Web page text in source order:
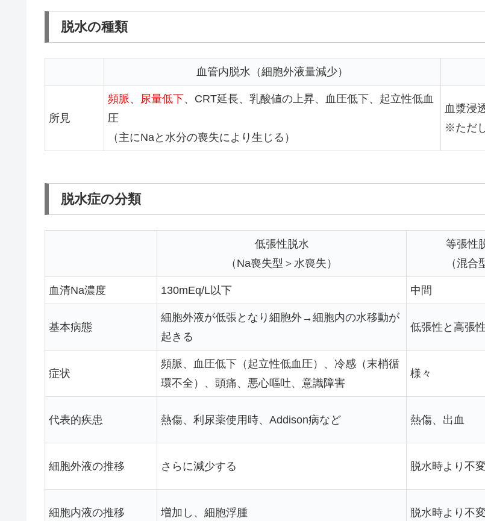
脱水の種類
血管内脱水（細胞外液量減少）
所見
頻脈、 尿量低下、CRT延長、乳酸値の上昇、血圧低下、起立性低血
圧
（主にNaと水分の喪失により生じる）
血漿浸
※ただ
脱水症の分類
低張性脱水
（Na喪失型＞水喪失）
等張性
（混合
血清Na濃度 130mEq/L以下 中間
基本病態
細胞外液が低張となり細胞外→細胞内の水移動が
起きる
低張性と高張
症状
頻脈、血圧低下（起立性低血圧）、冷感（末梢循
環不全）、頭痛、悪心嘔吐、意識障害
様々
代表的疾患 熱傷、利尿薬使用時、Addison病など 熱傷、出血
細胞外液の推移 さらに減少する 脱水時より不
細胞内液の推移 増加し、細胞浮腫 脱水時より不